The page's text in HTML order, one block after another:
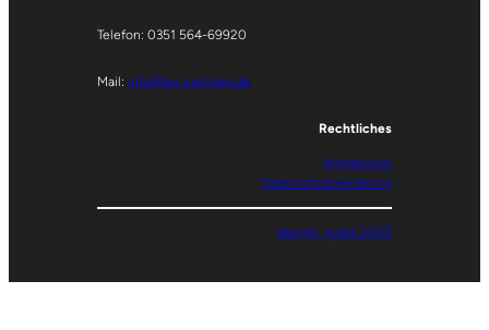
Telefon: 0351 564-69920
Mail: info@ler-sachsen.de
Rechtliches
Impressum
Datenschutzerklärung
design: gudd. 2025